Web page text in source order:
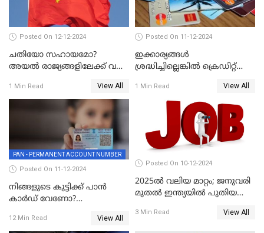
Posted On 12-12-2024
ചതിയോ സഹായമോ?
അയൽ രാജ്യങ്ങളിലേക്ക് വൻ
ചൈന
1 Min Read View All
Posted On 11-12-2024
ഇക്കാര്യങ്ങൾ
ശ്രദ്ധിച്ചില്ലെങ്കിൽ ക്രെഡിറ്റ്
1 Min Read View All
PAN - PERMANENT ACCOUNT NUMBER
Posted On 11-12-2024
നിങ്ങളുടെ കുട്ടിക്ക് പാൻ
കാർഡ് വേണോ?
എങ്ങനെയാണെന്ന് നോക്കാം
12 Min Read View All
Posted On 10-12-2024
2025ൽ വലിയ മാറ്റം; ജനുവരി
മുതൽ ഇന്ത്യയിൽ പുതിയ
3 Min Read View All